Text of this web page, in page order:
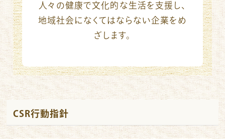
人々の健康で文化的な生活を支援し、
地域社会になくてはならない企業をめ
ざします。
CSR行動指針